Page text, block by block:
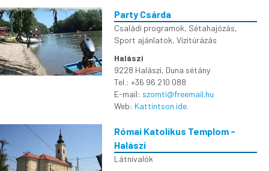
Party Csárda
Családi programok, Sétahajózás,
Sport ajánlatok, Vízitúrázás
Halászi
9228 Halászi, Duna sétány
Tel.: +36 96 210 088
E-mail: szomti@freemail.hu
Web: Kattintson ide.
Római Katolikus Templom -
Halászi
Látnivalók